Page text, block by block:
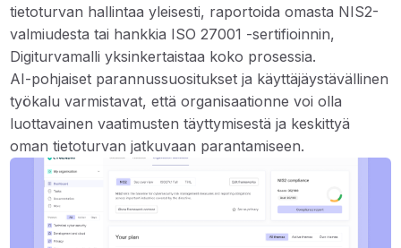
tietoturvan hallintaa yleisesti, raportoida omasta NIS2-
valmiudesta tai hankkia ISO 27001 -sertifioinnin,
Digiturvamalli yksinkertaistaa koko prosessia.
AI-pohjaiset parannussuositukset ja käyttäjäystävällinen
työkalu varmistavat, että organisaationne voi olla
luottavainen vaatimusten täyttymisestä ja keskittyä
oman tietoturvan jatkuvaan parantamiseen.